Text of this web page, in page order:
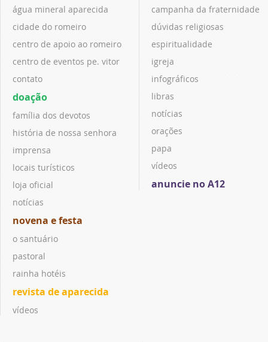
água mineral aparecida
cidade do romeiro
centro de apoio ao romeiro
centro de eventos pe. vitor
contato
doação
família dos devotos
história de nossa senhora
imprensa
locais turísticos
loja oficial
notícias
novena e festa
o santuário
pastoral
rainha hotéis
revista de aparecida
vídeos
campanha da fraternidade
dúvidas religiosas
espiritualidade
igreja
infográficos
libras
notícias
orações
papa
vídeos
anuncie no A12